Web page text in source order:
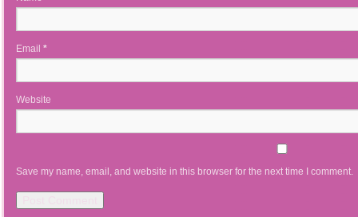
Email *
Website
Save my name, email, and website in this browser for the next time I comment.